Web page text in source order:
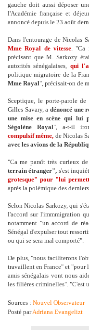
gauche doit aussi déposer
l'Académie française et
annoncé depuis le 23 août
Dans l'entourage de Nicolas
Mme Royal de vitesse. "Ca
précisant que M. Sarkozy
autorités sénégalaises, qui
politique migratoire de la
Mme Royal", précisait-on de
Sceptique, le porte-parole
Gilles Savary, adénoncé une
une mise en scène qui lui
Ségolène Royal", a-t-il
compulsif même, de Nicolas
avec les avions de la
"Ca me paraît très curieux de
terrain étranger", s'est
grotesque" pour "lui
après la polémique des
Selon Nicolas Sarkozy, qui
l'accord sur l'immmigration
notamment "un accord de
Sénégal d'expulser tout
ou qui se sera mal comporté".
De plus, "nous faciliterons
travaillent en France" et "pour
amis sénégalais vont nous
les filières criminelles". "C'est
Sources : Nouvel Observateur
Posté parAdriana Evangelizt